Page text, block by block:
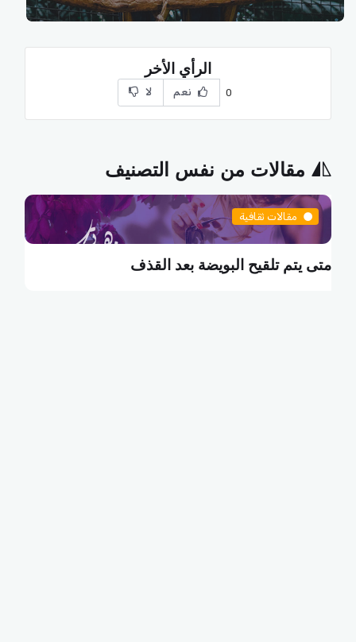
الرأي الأخر
0 نعم لا
مقالات من نفس التصنيف
مقالات ثقافية
ما هي البطالة التكنولوجية